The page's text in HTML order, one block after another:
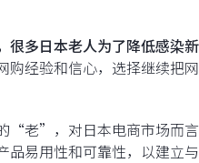
很多日本老人为了降低感染新
购经验和信心，选择继续把
“老”，对日本电商市场而
品易用性和可靠性，以建立